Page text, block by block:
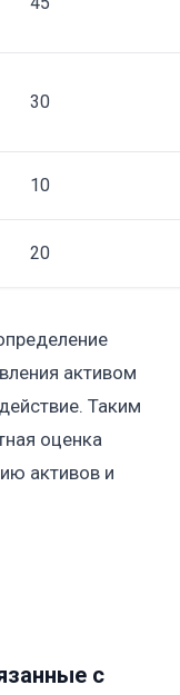
30
10
20
активом
Таким
оценка
активов и
с